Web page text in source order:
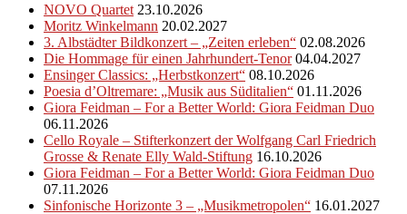
NOVO Quartet 23.10.2026
Moritz Winkelmann 20.02.2027
3. Albstädter Bildkonzert – „Zeiten erleben“ 02.08.2026
Die Hommage für einen Jahrhundert-Tenor 04.04.2027
Ensinger Classics: „Herbstkonzert“ 08.10.2026
Poesia d’Oltremare: „Musik aus Süditalien“ 01.11.2026
Giora Feidman – For a Better World: Giora Feidman Duo
06.11.2026
Cello Royale – Stifterkonzert der Wolfgang Carl Friedrich
Grosse & Renate Elly Wald-Stiftung 16.10.2026
Giora Feidman – For a Better World: Giora Feidman Duo
07.11.2026
Sinfonische Horizonte 3 – „Musikmetropolen“ 16.01.2027